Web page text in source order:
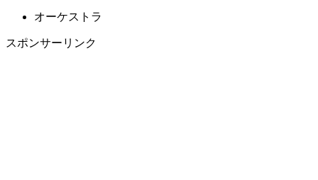
オーケストラ
スポンサーリンク